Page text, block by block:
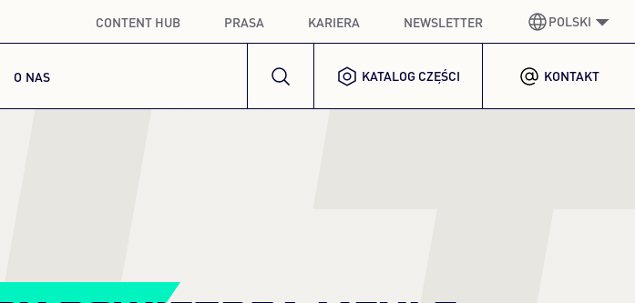
CONTENT HUB PRASA KARIERA NEWSLETTER POLSKI
NIEMIECKIGERMAN
O NAS KATALOG CZĘŚCI KONTAKT